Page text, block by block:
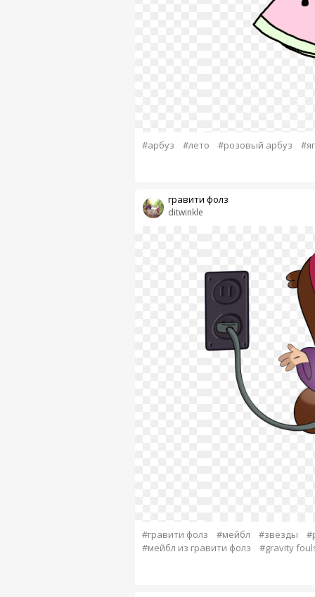
#арбуз #лето #розовый арбуз
ditwinkle
гравити фолз
#гравити фолз #мейбл #звёзды
#мейбл из гравити фолз
#gravity